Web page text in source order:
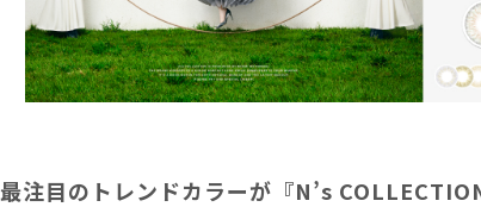
最注目のトレンドカラーが『N’s